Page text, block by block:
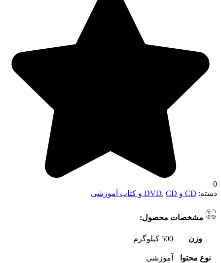
0
دسته: CD و DVD , CD و کتاب آموزشی
مشخصات محصول:
وزن 500 کیلوگرم
نوع محتوا آموزشی